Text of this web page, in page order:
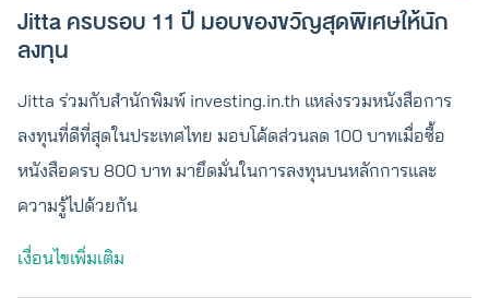
Jitta ครบรอบ 11 ปี มอบของขวัญสุดพิเศษให้นัก
ลงทุน
Jitta ร่วมกับสำนักพิมพ์ investing.in.th แหล่งรวมหนังสือการ
ลงทุนที่ดีที่สุดในประเทศไทย มอบโค้ดส่วนลด 100 บาทเมื่อซื้อ
หนังสือครบ 800 บาท มายึดมั่นในการลงทุนบนหลักการและ
ความรู้ไปด้วยกัน
เงื่อนไขเพิ่มเติม